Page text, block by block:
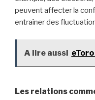
peuvent affecter la
entraîner des
A lire aussi
Les relations